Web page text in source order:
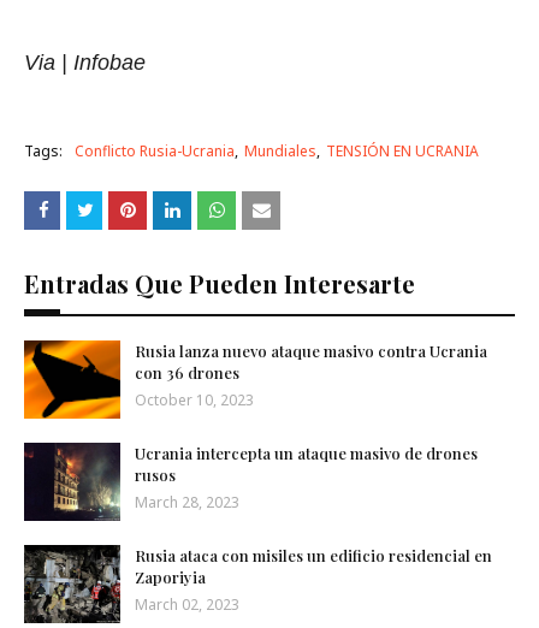
Via | Infobae
Tags: Conflicto Rusia-Ucrania Mundiales TENSIÓN EN UCRANIA
Entradas Que Pueden Interesarte
Rusia lanza nuevo ataque masivo contra Ucrania
con 36 drones
October 10, 2023
Ucrania intercepta un ataque masivo de drones
rusos
March 28, 2023
Rusia ataca con misiles un edificio residencial en
Zaporiyia
March 02, 2023